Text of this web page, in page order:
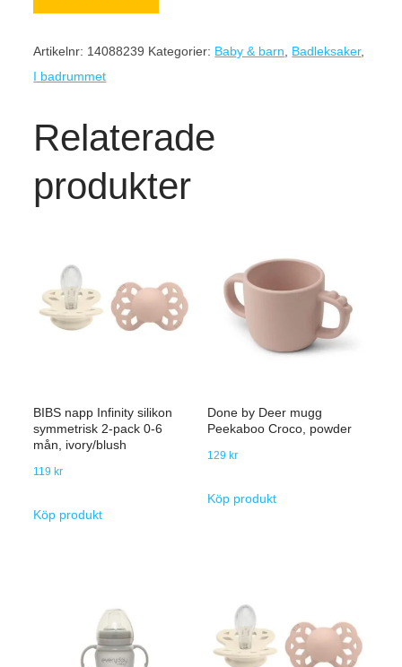
Artikelnr: 14088239 Kategorier: Baby & barn Badleksaker,
I badrummet
Relaterade
produkter
BIBS napp Infinity silikon
symmetrisk 2-pack 0-6
mån, ivory/blush
119 kr
Köp produkt
Done by Deer mugg
Peekaboo Croco, powder
129 kr
Köp produkt